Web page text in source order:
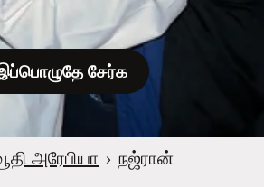
சேர்க
அரேபியா › நஜ்ரான்